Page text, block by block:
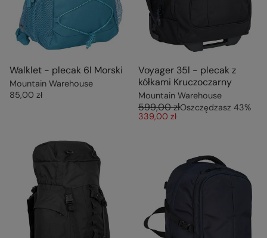
Walklet - plecak 6l Morski
Mountain Warehouse
85,00 zł
Voyager 35l - plecak z
kółkami Kruczoczarny
Mountain Warehouse
599,00 złOszczędzasz 43%
339,00 zł